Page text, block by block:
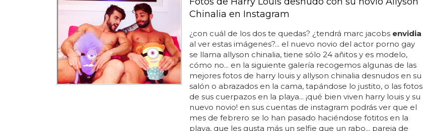
Chinalia en Instagram
¿con cuál de los dos te quedas? ¿tendrá marc jacobs envidia
al ver estas imágenes?... el nuevo novio del actor porno gay
se llama allyson chinalia, tiene sólo 24 añitos y es modelo,
cómo no... en la siguiente galería recogemos algunas de las
mejores fotos de harry louis y allyson chinalia desnudos en su
salón o abrazados en la cama, tapándose lo justito, o las fotos
de sus cuerpazos en la playa... ¡qué bien viven harry louis y su
nuevo novio! en sus cuentas de instagram podrás ver que el
mes de febrero se lo han pasado haciéndose fotitos en la
playa, que les gusta más un selfie que un rabo... pareja de